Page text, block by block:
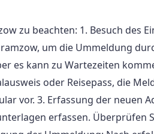
zu beachten: 1. Besuch des
um die Ummeldung
es kann zu Wartezeiten
oder Reisepass, die
vor. 3. Erfassung der neuen
erfassen. Überprüfen